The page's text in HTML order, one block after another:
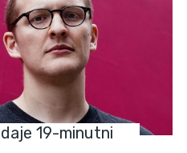
19-minutni